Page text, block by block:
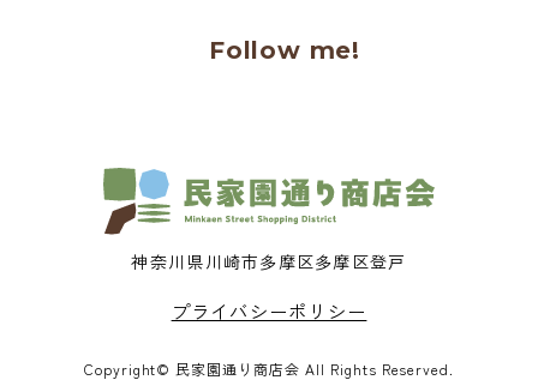
Follow me!
神奈川県川崎市多摩区多摩区登戸
プライバシーポリシー
Copyright© 民家園通り商店会 All Rights Reserved.